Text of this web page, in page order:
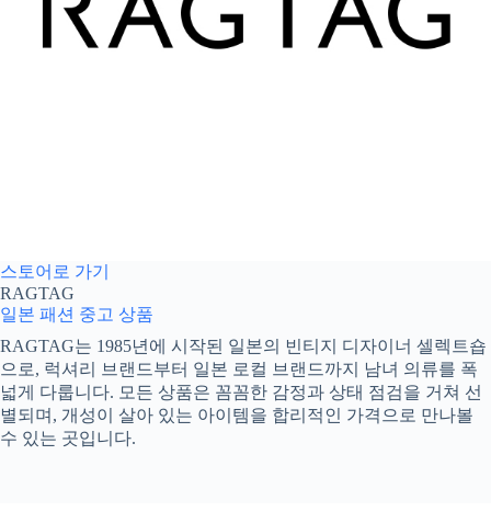
스토어로 가기
RAGTAG
일본 패션 중고 상품
RAGTAG는 1985년에 시작된 일본의 빈티지 디자이너 셀렉트숍
으로, 럭셔리 브랜드부터 일본 로컬 브랜드까지 남녀 의류를 폭
넓게 다룹니다. 모든 상품은 꼼꼼한 감정과 상태 점검을 거쳐 선
별되며, 개성이 살아 있는 아이템을 합리적인 가격으로 만나볼
수 있는 곳입니다.